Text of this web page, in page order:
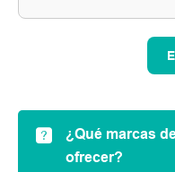
¿Qué marcas
ofrecer?